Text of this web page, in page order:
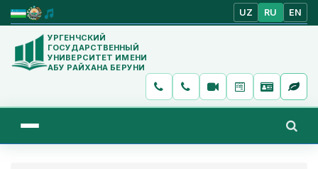
UZ RU EN
УРГЕНЧСКИЙ
ГОСУДАРСТВЕННЫЙ
УНИВЕРСИТЕТ ИМЕНИ
АБУ РАЙХАНА БЕРУНИ